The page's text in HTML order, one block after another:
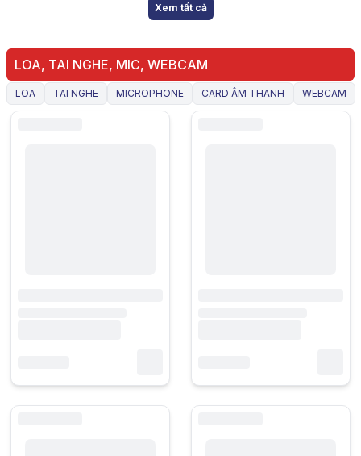
Xem tất cả
LOA, TAI NGHE, MIC, WEBCAM
LOA TAI NGHE MICROPHONE CARD ÂM THANH WEBCAM